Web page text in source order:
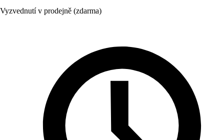
Vyzvednutí v prodejně (zdarma)